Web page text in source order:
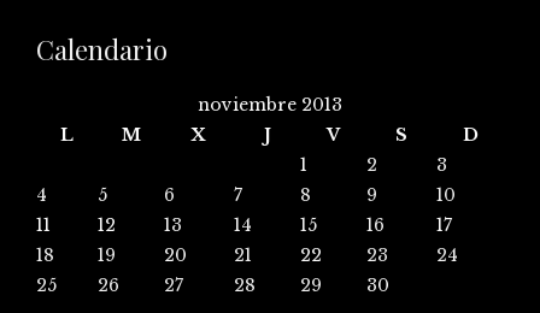
Calendario
noviembre 2013
L
M X J V S
D
1
2
3
4
5 6 7 8 9
10
11
12 13 14 15 16
17
18
19 20 21 22 23
24
25
26 27 28 29 30